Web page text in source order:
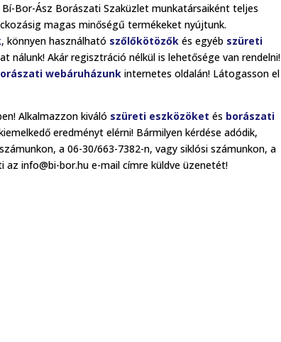
Bor-Ász Borászati Szaküzlet munkatársaiként teljes
magas minőségű termékeket nyújtunk.
, könnyen használható szőlőkötözők és egyéb szüreti
nálunk! Akár regisztráció nélkül is lehetősége van rendelni!
webáruházunk internetes oldalán! Látogasson el
Alkalmazzon kiváló szüreti eszközöket és borászati
eredményt elérni! Bármilyen kérdése adódik,
a 06-30/663-7382-n, vagy siklósi számunkon, a
info@bi-bor.hu e-mail címre küldve üzenetét!